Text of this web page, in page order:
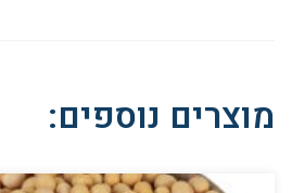
מוצרים נוספים: